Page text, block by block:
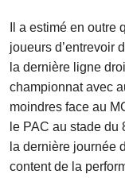
Il a estimé en
joueurs d’entrevoir
la dernière ligne
championnat avec
moindres face au
le PAC au stade
la dernière journée
content de la